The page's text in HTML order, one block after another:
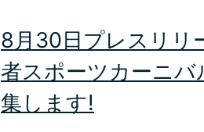
8月30日プレスリリ
者スポーツカーニバ
集します!